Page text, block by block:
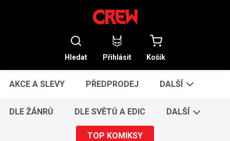
Hledat Přihlásit Košík
AKCE A SLEVY PŘEDPRODEJ DALŠÍ
DLE ŽÁNRŮ DLE SVĚTŮ A EDIC DALŠÍ
TOP KOMIKSY